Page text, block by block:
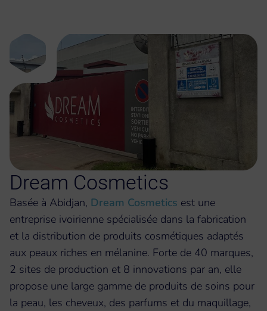
Dream Cosmetics
Basée à Abidjan, Dream Cosmetics est une
entreprise ivoirienne spécialisée dans la fabrication
et la distribution de produits cosmétiques adaptés
aux peaux riches en mélanine. Forte de 40 marques,
2 sites de production et 8 innovations par an, elle
propose une large gamme de produits de soins pour
la peau, les cheveux, des parfums et du maquillage,